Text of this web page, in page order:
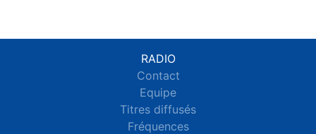
RADIO
Contact
Equipe
Titres diffusés
Fréquences